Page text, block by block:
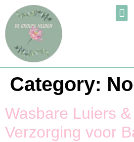
Category:
Wasbare Luiers
Verzorging voor